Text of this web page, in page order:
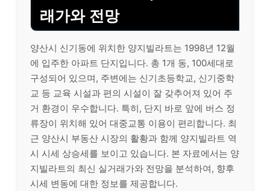
래가와 전망
양산시 신기동에 위치한 양지빌라트는 1998년 12월
에 입주한 아파트 단지입니다. 총 1개 동, 100세대로
구성되어 있으며, 주변에는 신기초등학교, 신기중학
교 등 교육 시설과 편의 시설이 잘 갖추어져 있어 주
거 환경이 우수합니다. 특히, 단지 바로 앞에 버스 정
류장이 위치해 있어 대중교통 이용이 편리합니다. 최
근 양산시 부동산 시장의 활황과 함께 양지빌라트 역
시 시세 상승세를 보이고 있습니다. 본 자료에서는 양
지빌라트의 최신 실거래가와 전망을 분석하여, 향후
시세 변동에 대한 정보를 제공합니다.